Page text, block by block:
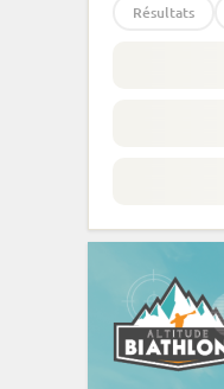
Résultats